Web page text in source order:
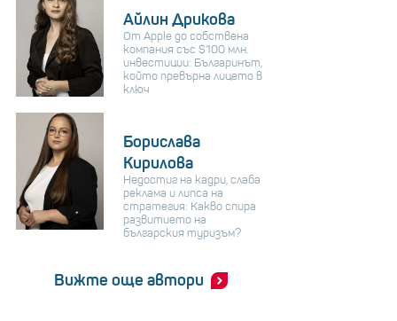
Айлин Дрикова
От Apple до собствена
компания със $100 млн.
инвестиции: Българинът,
който превърна лицето в
ключ
Борислава
Кирилова
Недостиг на кадри, слаба
реклама и липса на
стратегия: Какво спира
развитието на
българския туризъм?
Вижте още автори